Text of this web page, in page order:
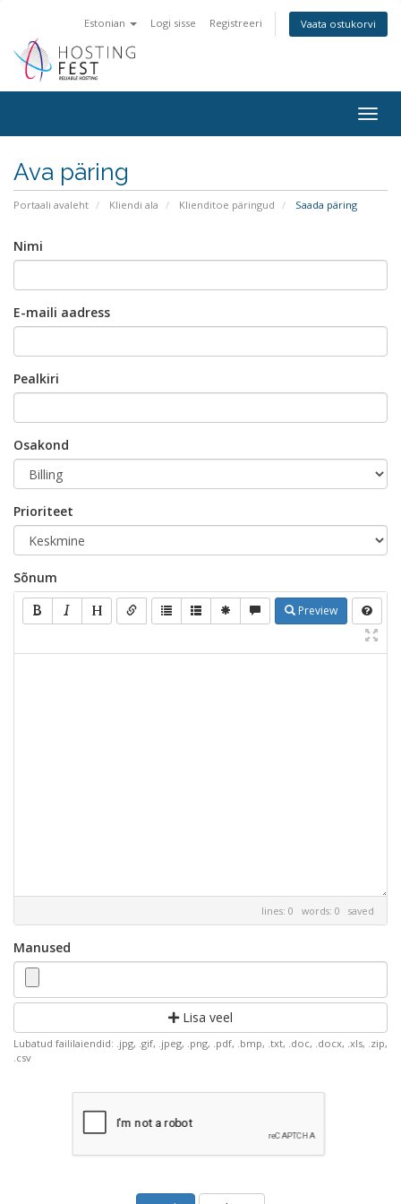
Estonian Logi sisse Registreeri Vaata ostukorvi
Ava päring
Portaali avaleht Kliendi ala Klienditoe päringud Saada päring
Nimi
E-maili aadress
Pealkiri
Osakond
Prioriteet
Sõnum
Preview
lines: 0 words: 0 saved
Manused
Lisa veel
Lubatud faililaiendid: .jpg, .gif, .jpeg, .png, .pdf, .bmp, .txt, .doc, .docx, .xls, .zip,
.csv